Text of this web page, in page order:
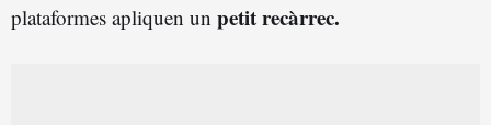
plataformes apliquen un petit recàrrec.